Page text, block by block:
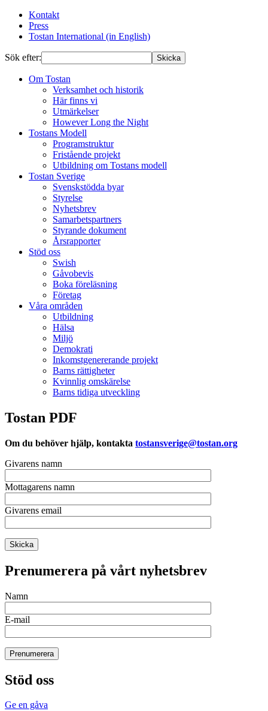
Kontakt
Press
Tostan International (in English)
Sök efter: Skicka
Om Tostan
Verksamhet och historik
Här finns vi
Utmärkelser
However Long the Night
Tostans Modell
Programstruktur
Fristående projekt
Utbildning om Tostans modell
Tostan Sverige
Svenskstödda byar
Styrelse
Nyhetsbrev
Samarbetspartners
Styrande dokument
Årsrapporter
Stöd oss
Swish
Gåvobevis
Boka föreläsning
Företag
Våra områden
Utbildning
Hälsa
Miljö
Demokrati
Inkomstgenererande projekt
Barns rättigheter
Kvinnlig omskärelse
Barns tidiga utveckling
Tostan PDF
Om du behöver hjälp, kontakta tostansverige@tostan.org
Givarens namn
Mottagarens namn
Givarens email
Skicka
Prenumerera på vårt nyhetsbrev
Namn
E-mail
Prenumerera
Stöd oss
Ge en gåva